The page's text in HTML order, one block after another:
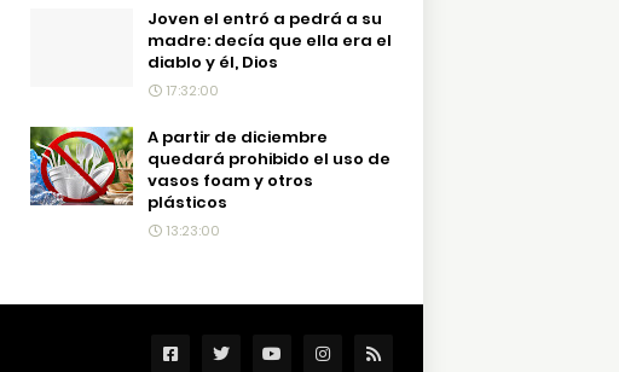
Joven el entró a pedrá a su
madre: decía que ella era el
diablo y él, Dios
17:32:00
A partir de diciembre
quedará prohibido el uso de
vasos foam y otros
plásticos
13:23:00